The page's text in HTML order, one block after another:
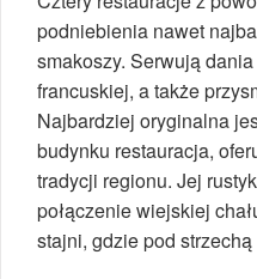
podniebienia nawet
smakoszy. Serwują
francuskiej, a także
Najbardziej oryginalna
budynku restauracja,
tradycji regionu. Jej
połączenie wiejskiej
stajni, gdzie pod